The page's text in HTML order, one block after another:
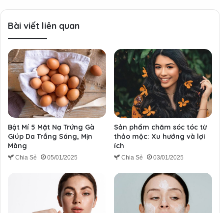
Bài viết liên quan
Bật Mí 5 Mặt Nạ Trứng Gà
Giúp Da Trắng Sáng, Mịn
Màng
Chia Sẻ 05/01/2025
Sản phẩm chăm sóc tóc từ
thảo mộc: Xu hướng và lợi
ích
Chia Sẻ 03/01/2025